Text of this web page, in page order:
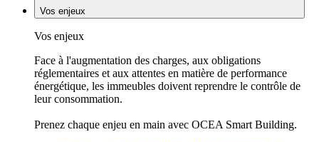
Vos enjeux
Vos enjeux
Face à l'augmentation des charges, aux obligations
réglementaires et aux attentes en matière de performance
énergétique, les immeubles doivent reprendre le contrôle de
leur consommation.
Prenez chaque enjeu en main avec OCEA Smart Building.